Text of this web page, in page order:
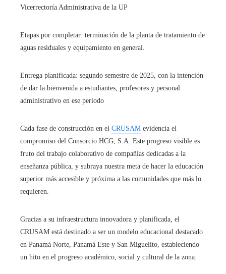
Vicerrectoría Administrativa de la UP
Etapas por completar: terminación de la planta de tratamiento de
aguas residuales y equipamiento en general.
Entrega planificada: segundo semestre de 2025, con la intención
de dar la bienvenida a estudiantes, profesores y personal
administrativo en ese período
Cada fase de construcción en el CRUSAM evidencia el
compromiso del Consorcio HCG, S.A. Este progreso visible es
fruto del trabajo colaborativo de compañías dedicadas a la
enseñanza pública, y subraya nuestra meta de hacer la educación
superior más accesible y próxima a las comunidades que más lo
requieren.
Gracias a su infraestructura innovadora y planificada, el
CRUSAM está destinado a ser un modelo educacional destacado
en Panamá Norte, Panamá Este y San Miguelito, estableciendo
un hito en el progreso académico, social y cultural de la zona.